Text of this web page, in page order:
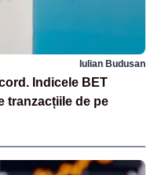
Iulian Budusan
Indicele BET
tranzacțiile de pe